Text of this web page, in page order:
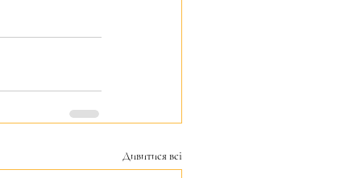
Дивитися всі